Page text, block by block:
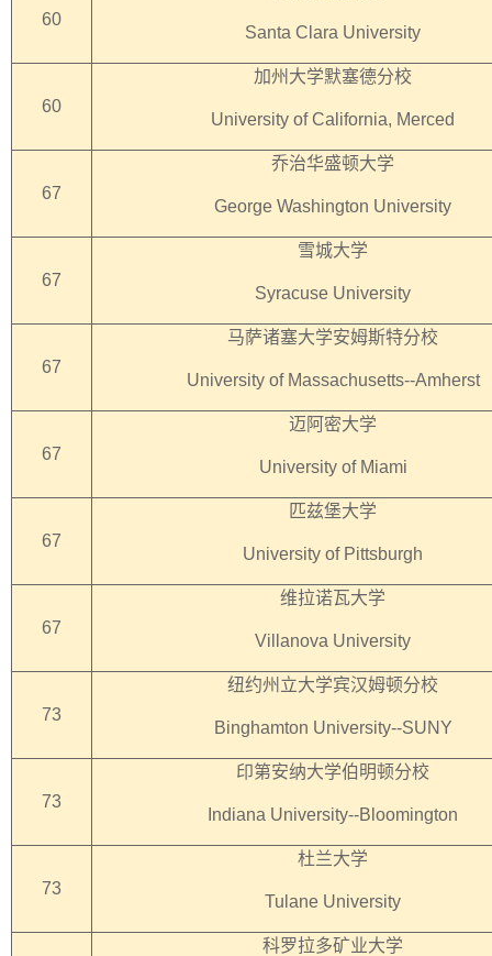
60
Santa Clara University
60
加州大学默塞德分校
University of California, Merced
67
乔治华盛顿大学
George Washington University
67
雪城大学
Syracuse University
67
马萨诸塞大学安姆斯特分校
University of Massachusetts--Amherst
67
迈阿密大学
University of Miami
67
匹兹堡大学
University of Pittsburgh
67
维拉诺瓦大学
Villanova University
73
纽约州立大学宾汉姆顿分校
Binghamton University--SUNY
73
印第安纳大学伯明顿分校
Indiana University--Bloomington
73
杜兰大学
Tulane University
科罗拉多矿业大学